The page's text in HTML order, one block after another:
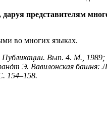
представителям
во многих языках.
Вып. 4. М., 1989;
Э. Вавилонская башня:
154–158.